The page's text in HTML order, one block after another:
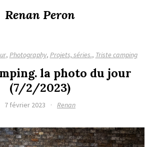
Renan Peron
, Photography, Projets, séries., Triste camping
la photo du jour
(7/2/2023)
7 février 2023 · Renan